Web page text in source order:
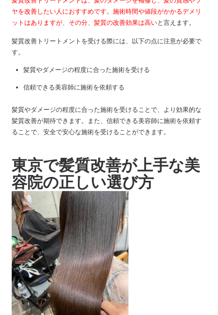
ヤを改善したい人におすすめです。施術時間や値段がかかるデメリ
ットはありますが、その分、髪質の改善効果は高いと言えます。
髪質改善トリートメントを受ける際には、以下の点に注意が必要で
す。
髪質やダメージの程度に合った施術を受ける
信頼できる美容師に施術を依頼する
髪質やダメージの程度に合った施術を受けることで、より効果的な
髪質改善が期待できます。また、信頼できる美容師に施術を依頼す
ることで、安全で安心な施術を受けることができます。
東京で髪質改善が上手な美
容院の正しい選び方